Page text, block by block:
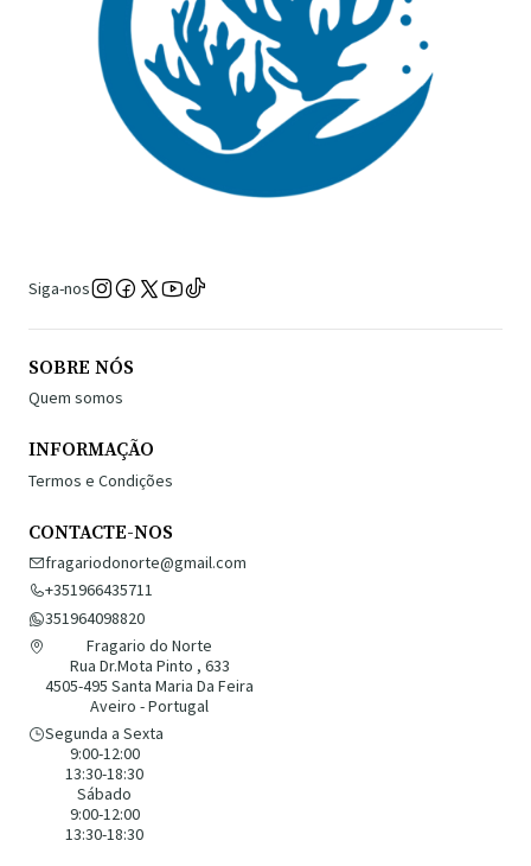
Siga-nos
SOBRE NÓS
Quem somos
INFORMAÇÃO
Termos e Condições
CONTACTE-NOS
fragariodonorte@gmail.com
+351966435711
351964098820
Fragario do Norte
Rua Dr.Mota Pinto , 633
4505-495 Santa Maria Da Feira
Aveiro - Portugal
Segunda a Sexta
9:00-12:00
13:30-18:30
Sábado
9:00-12:00
13:30-18:30